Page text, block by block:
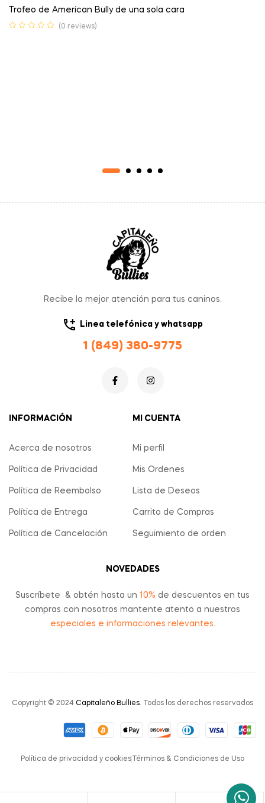
Trofeo de American Bully de una sola cara
(0 reviews)
Recibe la mejor atención para tus caninos.
Linea telefónica y whatsapp
1 (849) 380-9775
INFORMACIÓN
Acerca de nosotros
Política de Privacidad
Política de Reembolso
Política de Entrega
Política de Cancelación
MI CUENTA
Mi perfil
Mis Ordenes
Lista de Deseos
Carrito de Compras
Seguimiento de orden
NOVEDADES
Suscríbete & obtén hasta un 10% de descuentos en tus
compras con nosotros mantente atento a nuestros
especiales e informaciones relevantes.
Copyright © 2024 Capitaleño Bullies. Todos los derechos reservados
Política de privacidad y cookies Términos & Condiciones de Uso